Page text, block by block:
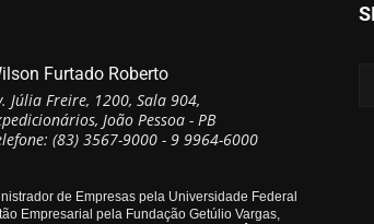
Furtado Roberto
Júlia Freire, 1200, Sala 904,
João Pessoa - PB
(83) 3567-9000 - 9 9964-6000
de Empresas pela Universidade Federal
Empresarial pela Fundação Getúlio Vargas,